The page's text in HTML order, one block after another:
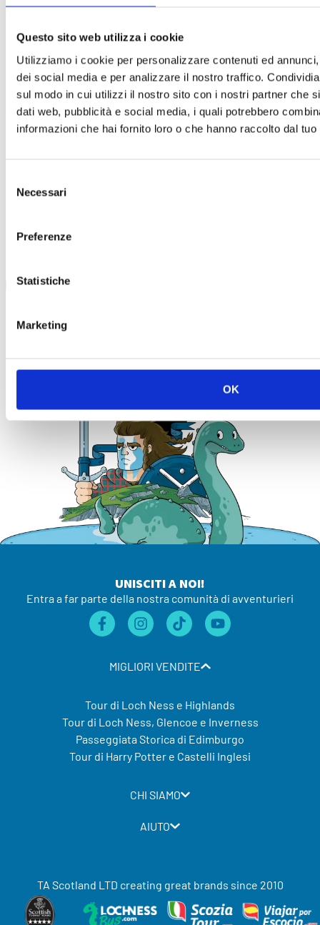
Questo sito web utilizza i cookie
Utilizziamo i cookie per personalizzare contenuti ed
dei social media e per analizzare il nostro traffico.
sul modo in cui utilizzi il nostro sito con i nostri partner che
dati web, pubblicità e social media, i quali potrebbero
informazioni che hai fornito loro o che hanno raccolto dal
delNecessari
Preferenze
Statistiche
Marketing
OK
Un capodanno lungo giorni!
Abbiamo già parlato di come la
capitale scozzese si trasformi
per accogliere la magia [...]
Leddi di piú
UNISCITI A NOI!
Entra a far parte della nostra comunità di avventurieri
MIGLIORI VENDITE
Tour di Loch Ness e Highlands
Tour di Loch Ness, Glencoe e Inverness
Passeggiata Storica di Edimburgo
Tour di Harry Potter e Castelli Inglesi
CHI SIAMO
AIUTO
TA Scotland LTD creating great brands since 2010